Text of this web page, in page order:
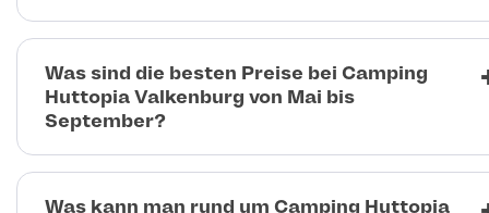
Was sind die besten Preise bei Camping
Huttopia Valkenburg von Mai bis
September?
Was kann man rund um Camping Huttopia